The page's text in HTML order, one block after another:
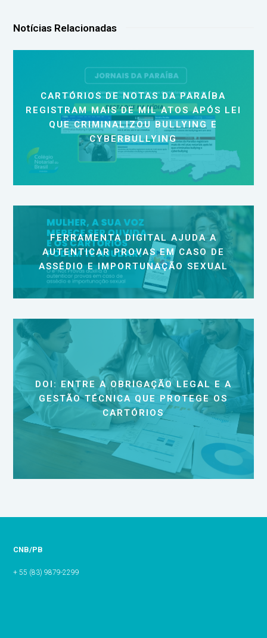
Notícias Relacionadas
CARTÓRIOS DE NOTAS DA PARAÍBA
REGISTRAM MAIS DE MIL ATOS APÓS LEI
QUE CRIMINALIZOU BULLYING E
CYBERBULLYING
FERRAMENTA DIGITAL AJUDA A
AUTENTICAR PROVAS EM CASO DE
ASSÉDIO E IMPORTUNAÇÃO SEXUAL
DOI: ENTRE A OBRIGAÇÃO LEGAL E A
GESTÃO TÉCNICA QUE PROTEGE OS
CARTÓRIOS
CNB/PB
+ 55 (83) 9879-2299